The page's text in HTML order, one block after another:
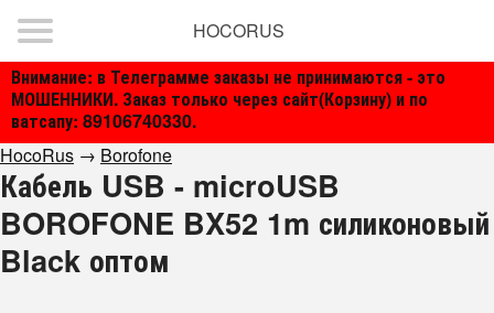
Внимание: в Телеграмме заказы не принимаются - это
МОШЕННИКИ. Заказ только через сайт(Корзину) и по
ватсапу: 89106740330.
HOCORUS
HocoRus → Borofone
Кабель USB - microUSB
BOROFONE BX52 1m силиконовый
Black оптом